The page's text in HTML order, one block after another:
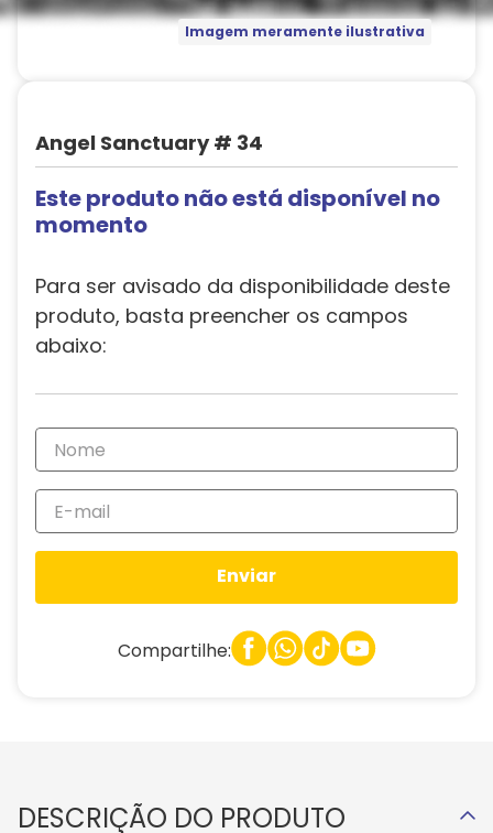
Imagem meramente ilustrativa
Angel Sanctuary # 34
Este produto não está disponível no
momento
Para ser avisado da disponibilidade deste
produto, basta preencher os campos
abaixo:
Enviar
Compartilhe:
DESCRIÇÃO DO PRODUTO